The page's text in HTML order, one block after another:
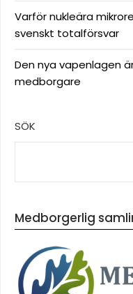
Varför nukleära
svenskt totalförsvar
Den nya vapenlagen
medborgare
SÖK
Medborgerlig